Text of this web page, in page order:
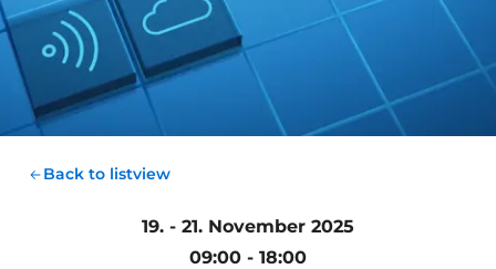
Back to listview
19. - 21. November 2025
09:00 - 18:00